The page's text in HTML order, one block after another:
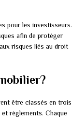
pour les investisseurs.
afin de protéger
risques liés au droit
être classés en trois
règlements. Chaque